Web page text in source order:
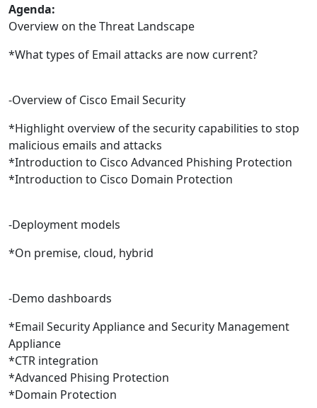
Agenda:
Overview on the Threat Landscape
*What types of Email attacks are now current?
-Overview of Cisco Email Security
*Highlight overview of the security capabilities to stop
malicious emails and attacks
*Introduction to Cisco Advanced Phishing Protection
*Introduction to Cisco Domain Protection
-Deployment models
*On premise, cloud, hybrid
-Demo dashboards
*Email Security Appliance and Security Management
Appliance
*CTR integration
*Advanced Phising Protection
*Domain Protection